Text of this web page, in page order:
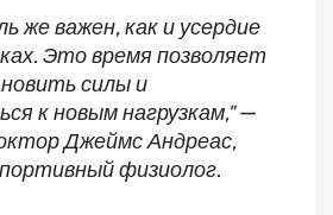
же важен, как и усердие
Это время позволяет
силы и
к новым нагрузкам," —
Джеймс Андреас,
физиолог.